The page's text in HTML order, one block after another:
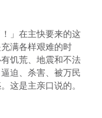
」在主快要来的这
满各样艰难的时
饥荒、地震和不法
迫、杀害、被万民
这是主亲口说的。